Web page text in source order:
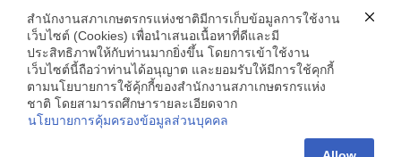
สำนักงานสภาเกษตรกรแห่งชาติมีการเก็บข้อมูลการใช้งาน
เว็บไซต์ (Cookies) เพื่อนำเสนอเนื้อหาที่ดีและมี
ประสิทธิภาพให้กับท่านมากยิ่งขึ้น โดยการเข้าใช้งาน
เว็บไซต์นี้ถือว่าท่านได้อนุญาต และยอมรับให้มีการใช้คุกกี้
ตามนโยบายการใช้คุ้กกี้ของสำนักงานสภาเกษตรกรแห่ง
ชาติ โดยสามารถศึกษารายละเอียดจาก
นโยบายการคุ้มครองข้อมูลส่วนบุคคล
Hide
chaty